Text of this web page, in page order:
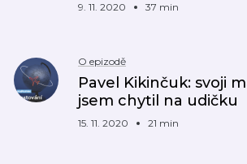
9. 11. 2020 37 min
O epizodě
Pavel Kikinčuk: svoji
jsem chytil na udičku
15. 11. 2020 21 min